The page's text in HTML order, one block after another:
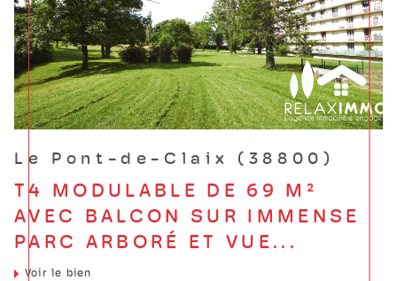
Le Pont-de-Claix (38800)
T4 MODULABLE DE 69 M²
AVEC BALCON SUR IMMENSE
PARC ARBORÉ ET VUE...
Voir le bien